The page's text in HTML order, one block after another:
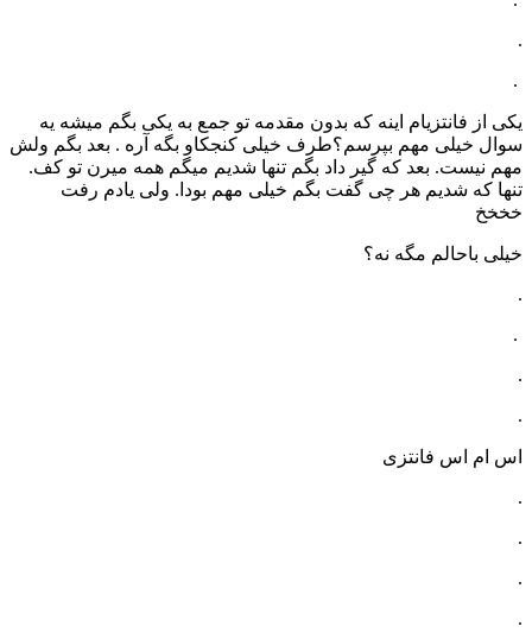
.
.
یکی از فانتزیام اینه که بدون مقدمه تو جمع به یکی بگم میشه یه
سوال خیلی مهم بپرسم؟طرف خیلی کنجکاو بگه آره . بعد بگم ولش
مهم نیست. بعد که گیر داد بگم تنها شدیم میگم همه میرن تو کف.
تنها که شدیم هر چی گفت بگم خیلی مهم بودا. ولی یادم رفت
خخخخ
خیلی باحالم مگه نه؟
.
.
.
.
اس ام اس فانتزی
.
.
.
.